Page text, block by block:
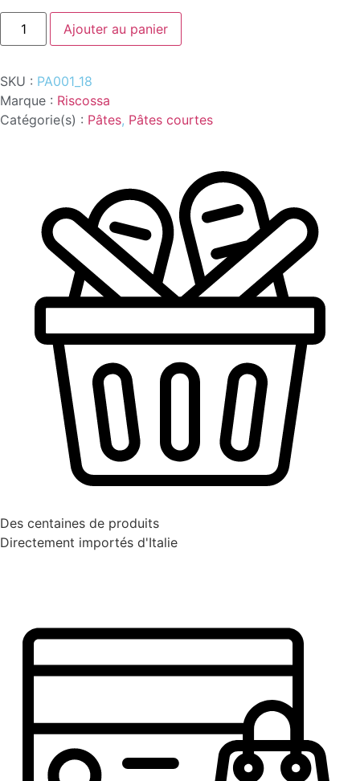
quantité
RIGATONI
Ajouter au panier
SKU : PA001_18
Marque : Riscossa
Catégorie(s) : Pâtes, Pâtes courtes
Des centaines de produits
Directement importés d'Italie